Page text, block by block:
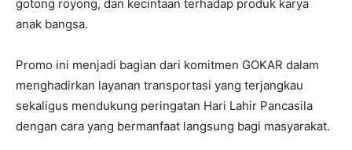
gotong royong, dan kecintaan terhadap produk karya
anak bangsa.
Promo ini menjadi bagian dari komitmen GOKAR dalam
menghadirkan layanan transportasi yang terjangkau
sekaligus mendukung peringatan Hari Lahir Pancasila
dengan cara yang bermanfaat langsung bagi masyarakat.